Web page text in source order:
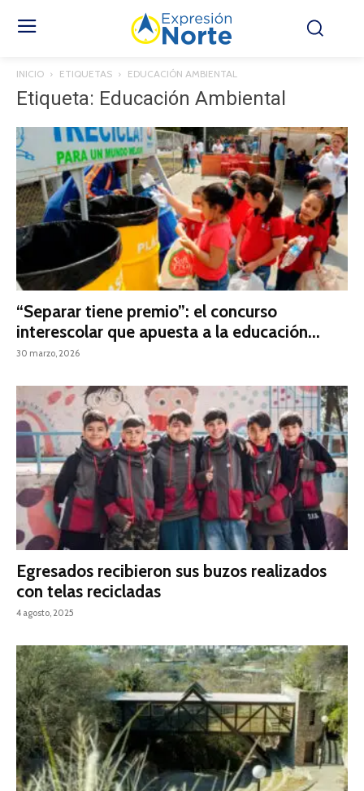
INICIO ETIQUETAS EDUCACIÓN AMBIENTAL
Etiqueta: Educación Ambiental
“Separar tiene premio”: el concurso
interescolar que apuesta a la educación...
30 marzo, 2026
Egresados recibieron sus buzos realizados
con telas recicladas
4 agosto, 2025